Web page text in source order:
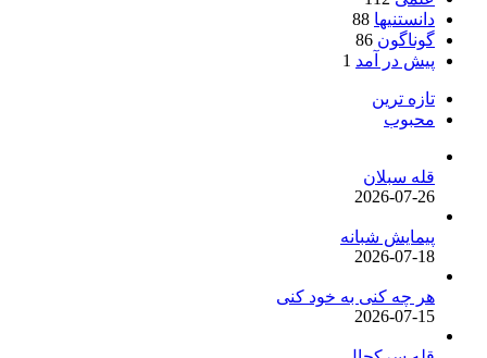
دانستنیها 88
گوناگون 86
پیش در آمد 1
تازه ترین
محبوب
قله سبلان
2026-07-26
پیمایش شبانه
2026-07-18
هر چه کنی به خود کنی
2026-07-15